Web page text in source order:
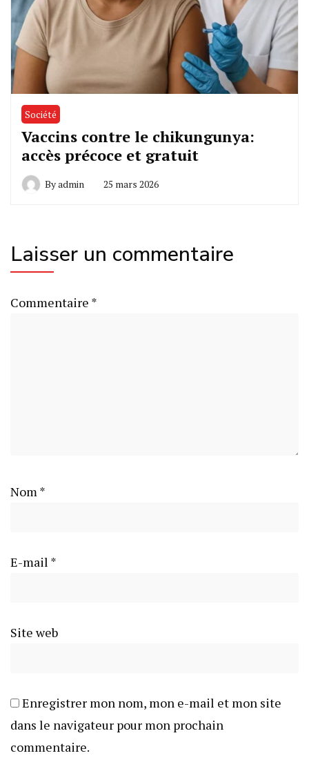
Société
Vaccins contre le chikungunya:
accès précoce et gratuit
Byadmin 25 mars 2026
Laisser un commentaire
Commentaire *
Nom *
E-mail *
Site web
Enregistrer mon nom, mon e-mail et mon site
dans le navigateur pour mon prochain
commentaire.